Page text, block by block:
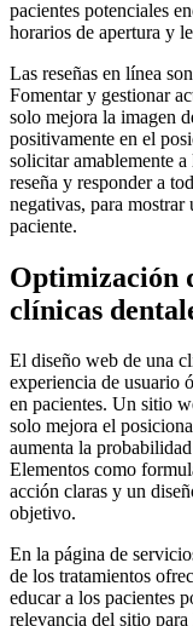
pacientes potenciales
horarios de apertura y
Las reseñas en línea
Fomentar y gestionar
solo mejora la imagen
positivamente en el
solicitar amablemente a
reseña y responder a
negativas, para
paciente.
Optimización
clínicas
El diseño web de una
experiencia de usuario
en pacientes. Un sitio
solo mejora el
aumenta la
Elementos como
acción claras y un
objetivo.
En la página de
de los tratamientos
educar a los pacientes
relevancia del sitio